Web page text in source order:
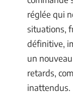
réglée qui
situations,
définitive,
un
retards,
inattendus.